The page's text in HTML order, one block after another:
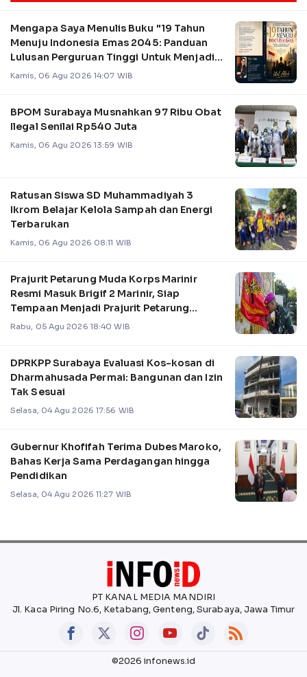
Mengapa Saya Menulis Buku "19 Tahun
Menuju Indonesia Emas 2045: Panduan
Lulusan Perguruan Tinggi Untuk Menjadi
Pemimpin
Kamis, 06 Agu 2026 14:07 WIB
BPOM Surabaya Musnahkan 97 Ribu Obat
Ilegal Senilai Rp540 Juta
Kamis, 06 Agu 2026 13:59 WIB
Ratusan Siswa SD Muhammadiyah 3
Ikrom Belajar Kelola Sampah dan Energi
Terbarukan
Kamis, 06 Agu 2026 08:11 WIB
Prajurit Petarung Muda Korps Marinir
Resmi Masuk Brigif 2 Marinir, Siap
Tempaan Menjadi Prajurit Petarung
Profesional
Rabu, 05 Agu 2026 18:40 WIB
DPRKPP Surabaya Evaluasi Kos-kosan di
Dharmahusada Permai: Bangunan dan Izin
Tak Sesuai
Selasa, 04 Agu 2026 17:56 WIB
Gubernur Khofifah Terima Dubes Maroko,
Bahas Kerja Sama Perdagangan hingga
Pendidikan
Selasa, 04 Agu 2026 11:27 WIB
PT KANAL MEDIA MANDIRI
Jl. Kaca Piring No.6, Ketabang, Genteng, Surabaya, Jawa Timur
©2026 infonews.id